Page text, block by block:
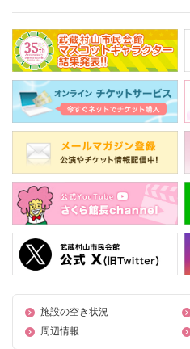
施設の空き状況
周辺情報